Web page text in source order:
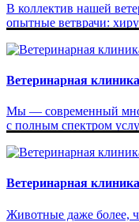
В коллектив нашей
опытные ветврачи:
Ветеринарная
Мы — современный
с полным спектром
Ветеринарная
Животные даже более,